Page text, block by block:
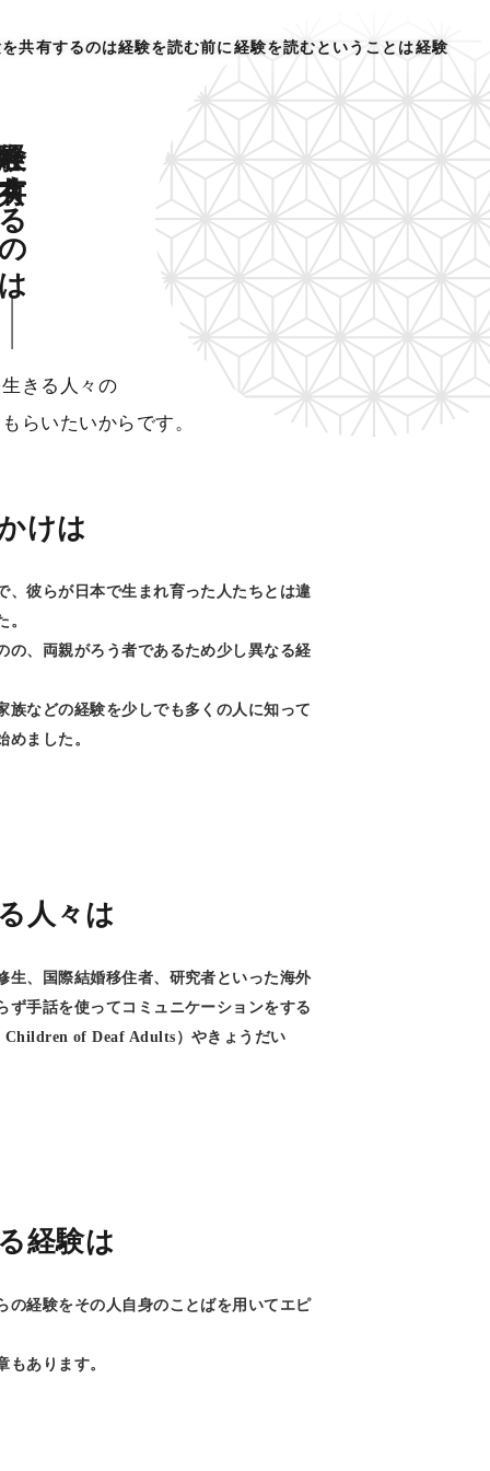
共有するのは経験を読む前に 経験を読むということは経験
するのは
きる人々の
らいたいからです。
けは
、彼らが日本で生まれ育った人たちとは違
。
の、両親がろう者であるため少し異なる経
族などの経験を少しでも多くの人に知って
めました。
人々は
生、国際結婚移住者、研究者といった海外
ず手話を使ってコミュニケーションをする
of Deaf Adults）やきょうだい
経験は
の経験をその人自身のことばを用いてエピ
もあります。